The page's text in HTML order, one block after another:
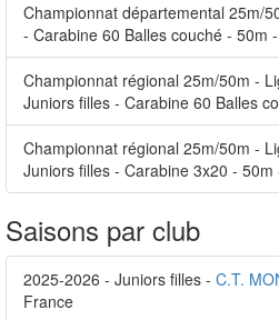
Championnat départemental 25m/
- Carabine 60 Balles couché - 50m -
Championnat régional 25m/50m -
Juniors filles - Carabine 60 Balles
Championnat régional 25m/50m -
Juniors filles - Carabine 3x20 - 50m
Saisons par club
2025-2026 - Juniors filles - C.T.
France